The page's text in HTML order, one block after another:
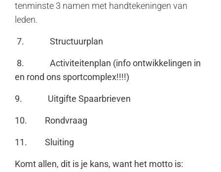
tenminste 3 namen met handtekeningen van
leden.
7. Structuurplan
8. Activiteitenplan (info ontwikkelingen in
en rond ons sportcomplex!!!!)
9. Uitgifte Spaarbrieven
10. Rondvraag
11. Sluiting
Komt allen, dit is je kans, want het motto is: